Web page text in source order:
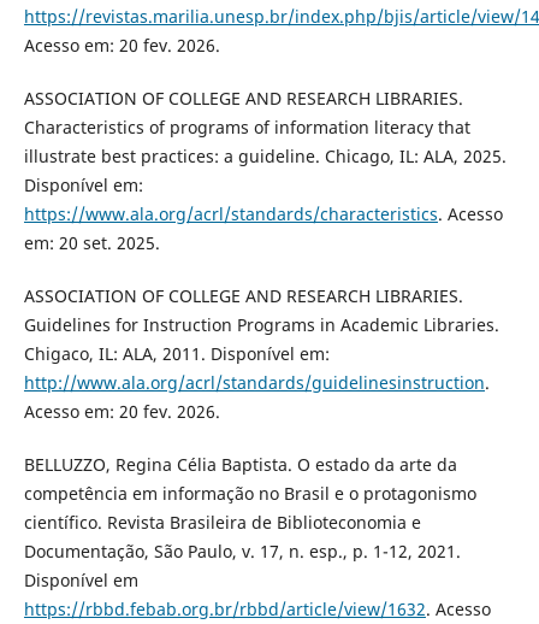
https://revistas.marilia.unesp.br/index.php/bjis/article/view/
Acesso em: 20 fev. 2026.
ASSOCIATION OF COLLEGE AND RESEARCH LIBRARIES.
Characteristics of programs of information literacy that
illustrate best practices: a guideline. Chicago, IL: ALA, 2025.
Disponível em:
https://www.ala.org/acrl/standards/characteristics. Acesso
em: 20 set. 2025.
ASSOCIATION OF COLLEGE AND RESEARCH LIBRARIES.
Guidelines for Instruction Programs in Academic Libraries.
Chigaco, IL: ALA, 2011. Disponível em:
http://www.ala.org/acrl/standards/guidelinesinstruction.
Acesso em: 20 fev. 2026.
BELLUZZO, Regina Célia Baptista. O estado da arte da
competência em informação no Brasil e o protagonismo
científico. Revista Brasileira de Biblioteconomia e
Documentação, São Paulo, v. 17, n. esp., p. 1-12, 2021.
Disponível em
https://rbbd.febab.org.br/rbbd/article/view/1632. Acesso